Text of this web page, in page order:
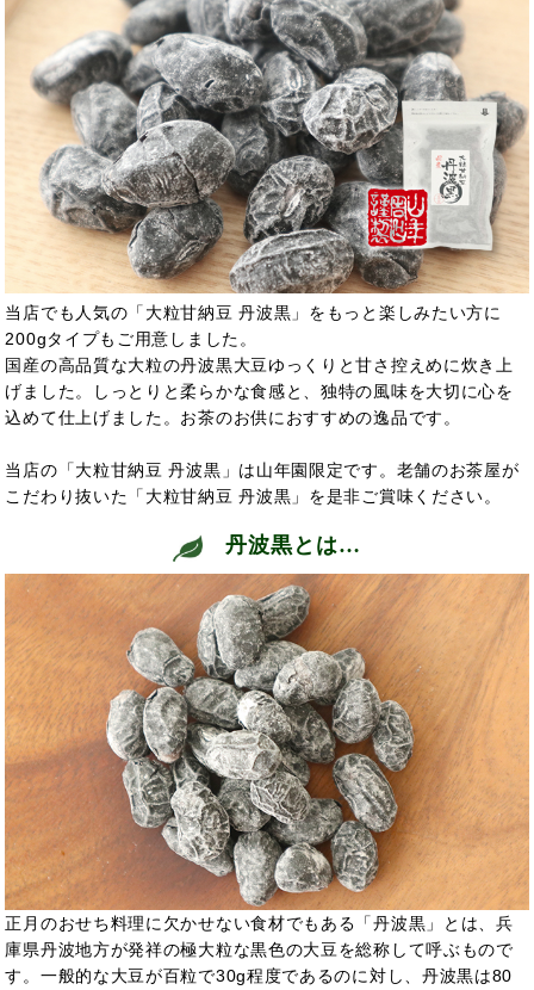
当店でも人気の「大粒甘納豆 丹波黒」をもっと楽しみたい方に
200gタイプもご用意しました。
国産の高品質な大粒の丹波黒大豆ゆっくりと甘さ控えめに炊き上
げました。しっとりと柔らかな食感と、独特の風味を大切に心を
込めて仕上げました。お茶のお供におすすめの逸品です。
当店の「大粒甘納豆 丹波黒」は山年園限定です。老舗のお茶屋が
こだわり抜いた「大粒甘納豆 丹波黒」を是非ご賞味ください。
丹波黒とは…
正月のおせち料理に欠かせない食材でもある「丹波黒」とは、兵
庫県丹波地方が発祥の極大粒な黒色の大豆を総称して呼ぶもので
す。一般的な大豆が百粒で30g程度であるのに対し、丹波黒は80